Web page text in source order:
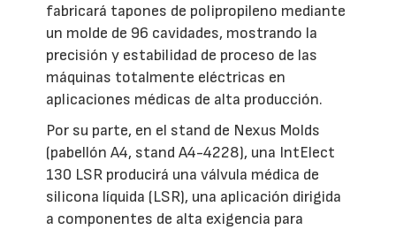
fabricará tapones de polipropileno mediante
un molde de 96 cavidades, mostrando la
precisión y estabilidad de proceso de las
máquinas totalmente eléctricas en
aplicaciones médicas de alta producción.
Por su parte, en el stand de Nexus Molds
(pabellón A4, stand A4-4228), una IntElect
130 LSR producirá una válvula médica de
silicona líquida (LSR), una aplicación dirigida
a componentes de alta exigencia para